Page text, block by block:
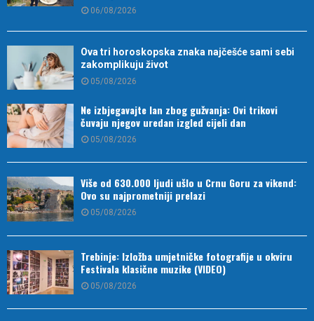
06/08/2026
Ova tri horoskopska znaka najčešće sami sebi
zakomplikuju život
05/08/2026
Ne izbjegavajte lan zbog gužvanja: Ovi trikovi
čuvaju njegov uredan izgled cijeli dan
05/08/2026
Više od 630.000 ljudi ušlo u Crnu Goru za vikend:
Ovo su najprometniji prelazi
05/08/2026
Trebinje: Izložba umjetničke fotografije u okviru
Festivala klasične muzike (VIDEO)
05/08/2026